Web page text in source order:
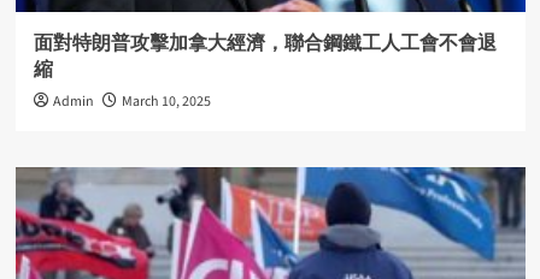
面對特朗普攻擊加拿大經濟，聯合鋼鐵工人工會不會退
縮
Admin March 10, 2025